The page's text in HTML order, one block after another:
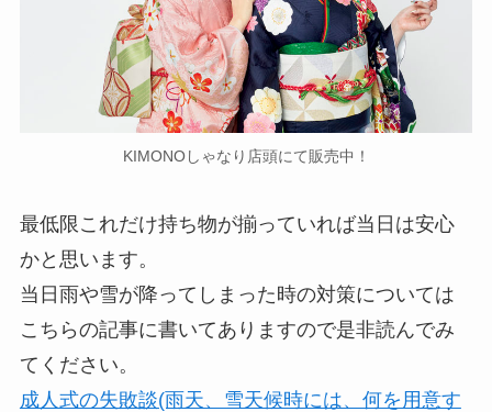
KIMONOしゃなり店頭にて販売中！
最低限これだけ持ち物が揃っていれば当日は安心
かと思います。
当日雨や雪が降ってしまった時の対策については
こちらの記事に書いてありますので是非読んでみ
てください。
成人式の失敗談(雨天、雪天候時には、何を用意す